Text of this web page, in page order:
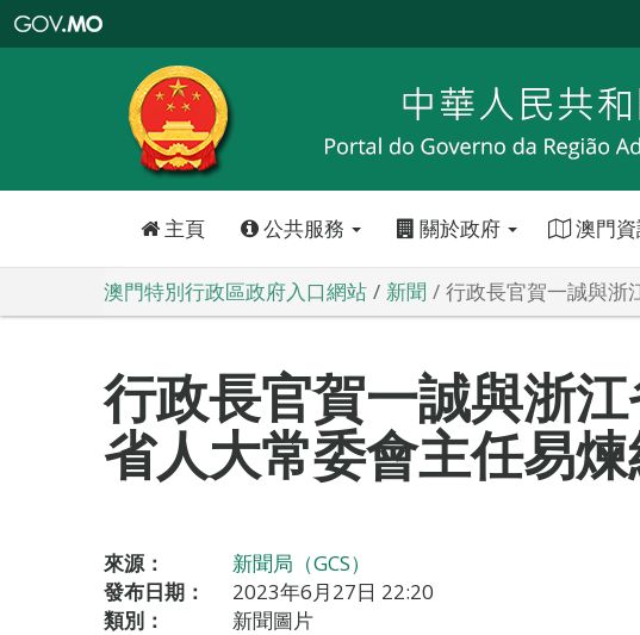
特
政
區
政
口
主頁 公共服務 關於政府 澳門資
澳門特別行政區政府入口網站 新聞 行政長官賀一誠與浙
行政長官賀一誠與浙江
省人大常委會主任易煉
來源：
新聞局（GCS）
發布日期：
2023年6月27日 22:20
類別：
新聞圖片